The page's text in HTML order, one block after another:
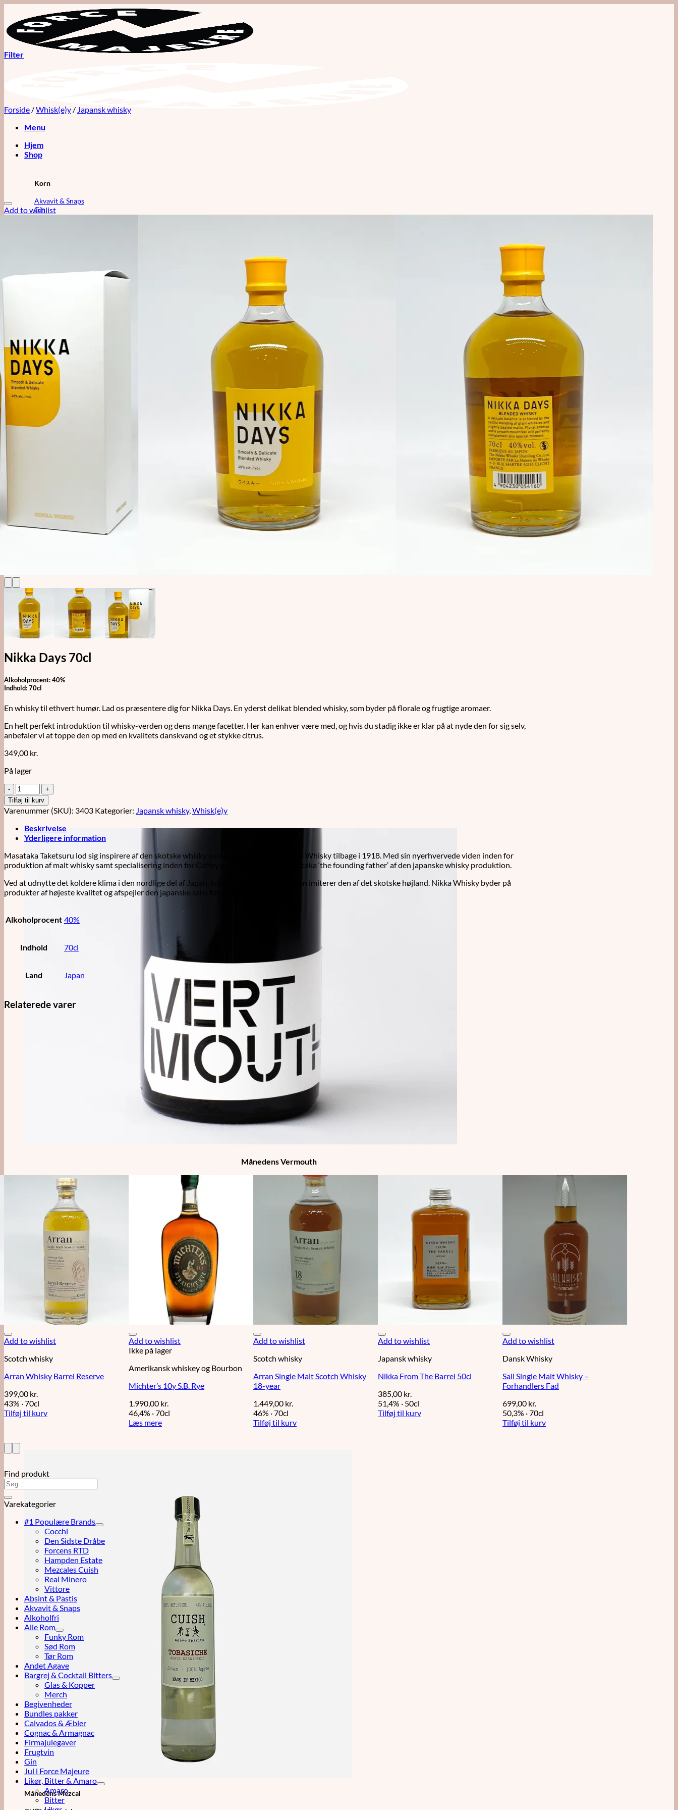
indhold
Menu
Hjem
Shop
Korn
Akvavit & Snaps
Gin
Sød Rom
Tør Rom
Funky Rom
Frugt
Vermouth
Frugtvin
Calvados & Æbler
Pisco & Grappa
Cognac & Armagnac
Udstyr
Bargrej & Bitters
Månedens Vermouth
Månedens Mezcal
Filter
Forside /Whisk(e)y / Japansk whisky
Add to wishlist
Nikka Days 70cl
Alkoholprocent: 40%
Indhold: 70cl
En whisky til ethvert humør. Lad os præsentere dig for Nikka Days. En yderst delikat blended whisky, som byder på florale og frugtige aromaer.
En helt perfekt introduktion til whisky-verden og dens mange facetter. Her kan enhver være med, og hvis du stadig ikke er klar på at nyde den for sig selv,
anbefaler vi at toppe den op med en kvalitets danskvand og et stykke citrus.
349,00 kr.
På lager
Nikka
Days
70cl
antal
Tilføj til kurv
Varenummer (SKU): 3403 Kategorier: Japansk whisky,Whisk(e)y
Beskrivelse
Yderligere information
Masataka Taketsuru lod sig inspirere af den skotske whisky succes og grundlagde Nikka Whisky tilbage i 1918. Med sin nyerhvervede viden inden for
produktion af malt whisky samt specialisering inden for Coffey grain whisky, blev Masataka ‘the founding father’ af den japanske whisky produktion.
Ved at udnytte det koldere klima i den nordlige del af Japan, kunne whisky produktionen imiterer den af det skotske højland. Nikka Whisky byder på
produkter af højeste kvalitet og afspejler den japanske sans for professionalisme.
Alkoholprocent 40%
Indhold 70cl
Land Japan
Relaterede varer
Add to wishlist
Scotch whisky
Arran Whisky Barrel Reserve
399,00 kr.
43% ·70cl
Tilføj til kurv
Add to wishlist
Ikke på lager
Amerikansk whiskey og Bourbon
Michter’s 10y S.B. Rye
1.990,00 kr.
46,4% ·70cl
Læs mere
Add to wishlist
Scotch whisky
Arran Single Malt Scotch Whisky
18-year
1.449,00 kr.
46% ·70cl
Tilføj til kurv
Add to wishlist
Japansk whisky
Nikka From The Barrel 50cl
385,00 kr.
51,4% · 50cl
Tilføj til kurv
Add to wishlist
Dansk Whisky
Sall Single Malt Whisky –
Forhandlers Fad
699,00 kr.
50,3% ·70cl
Tilføj til kurv
Find produkt
Varekategorier
#1 Populære Brands
Cocchi
Den Sidste Dråbe
Forcens RTD
Hampden Estate
Mezcales Cuish
Real Minero
Vittore
Absint & Pastis
Akvavit & Snaps
Alkoholfri
Alle Rom
Funky Rom
Sød Rom
Tør Rom
Andet Agave
Bargrej & Cocktail Bitters
Glas & Kopper
Merch
Begivenheder
Bundles pakker
Calvados & Æbler
Cognac & Armagnac
Firmajulegaver
Frugtvin
Gin
Jul i Force Majeure
Likør, Bitter & Amaro
Amaro
Bitter